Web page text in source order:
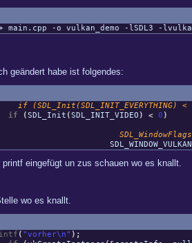
main.cpp -o vulkan_demo -lSDL3 -
geändert habe ist folgendes:
(SDL_Init(SDL_INIT_EVERYTHING) <
if
(SDL_Init (SDL_INIT_VIDEO ) < 0 )
printf eingefügt un zus schauen wo es knallt.
wo es knallt.
( "vorher\n" ) ;